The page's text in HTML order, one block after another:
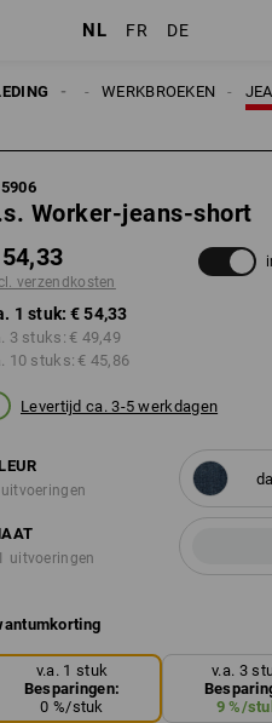
NL FR DE
WERKBROEKEN
HEREN
Worker-jeans-short
verzendkosten
1 stuk: € 54,33
3 stuks: € 49,49
10 stuks: € 45,86
Levertijd ca. 3-5 werkdagen
uitvoeringen
v.a. 1 stuk
Besparingen:
0 %/stuk
v.a. 3
9%/